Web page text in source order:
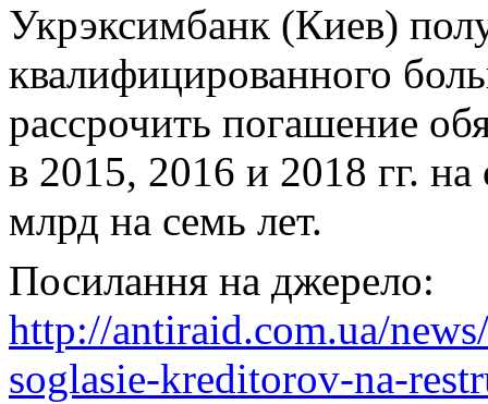
Укрэксимбанк (Киев)
квалифицированного
рассрочить погашение
в 2015, 2016 и 2018 гг.
млрд на семь лет.
Посилання на джерело:
http://antiraid.com.ua/
soglasie-kreditorov-na-